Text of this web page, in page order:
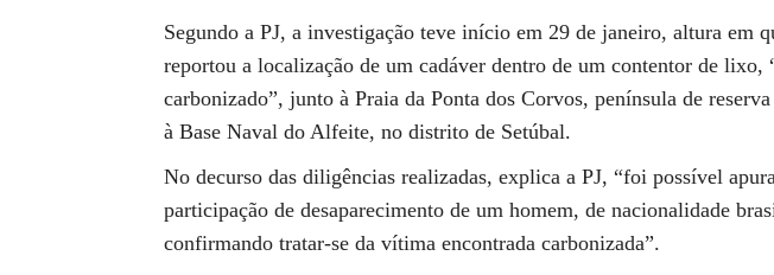
Segundo a PJ, a investigação teve início em 29 de janeiro, altura em
reportou a localização de um cadáver dentro de um contentor de lixo,
carbonizado”, junto à Praia da Ponta dos Corvos, península de
à Base Naval do Alfeite, no distrito de Setúbal.
No decurso das diligências realizadas, explica a PJ, “foi possível
participação de desaparecimento de um homem, de nacionalidade
confirmando tratar-se da vítima encontrada carbonizada”.